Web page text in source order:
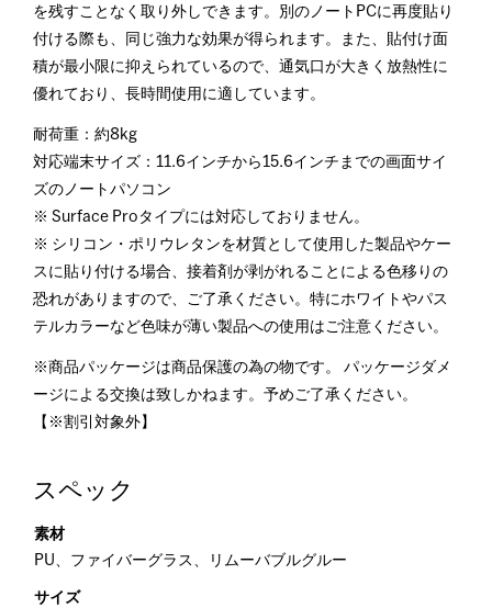
を残すことなく取り外しできます。別のノートPCに再度貼り
付ける際も、同じ強力な効果が得られます。また、貼付け面
積が最小限に抑えられているので、通気口が大きく放熱性に
優れており、長時間使用に適しています。
耐荷重：約8kg
対応端末サイズ：11.6インチから15.6インチまでの画面サイ
ズのノートパソコン
※ Surface Proタイプには対応しておりません。
※ シリコン・ポリウレタンを材質として使用した製品やケー
スに貼り付ける場合、接着剤が剥がれることによる色移りの
恐れがありますので、ご了承ください。特にホワイトやパス
テルカラーなど色味が薄い製品への使用はご注意ください。
※商品パッケージは商品保護の為の物です。 パッケージダメ
ージによる交換は致しかねます。予めご了承ください。
【※割引対象外】
スペック
素材
PU、ファイバーグラス、リムーバブルグルー
サイズ